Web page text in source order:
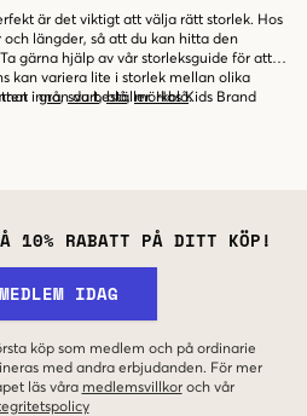
är det viktigt att välja rätt storlek. Hos
längder, så att du kan hitta den
gärna hjälp av vår storleksguide för att
kan variera lite i storlek mellan olika
innan du beställer. Hos Kids Brand
jeans för vardagen eller något
igrå,svart,blå, mörkblå.
10% RABATT PÅ DITT KÖP!
IDAG
köp som medlem och på ordinarie
med andra erbjudanden. För mer
läs våra medlemsvillkor och vår